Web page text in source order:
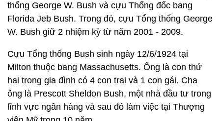
thống George W. Bush và cựu Thống đốc bang
Florida Jeb Bush. Trong đó, cựu Tổng thống George
W. Bush giữ 2 nhiệm kỳ từ năm 2001 - 2009.
Cựu Tổng thống Bush sinh ngày 12/6/1924 tại
Milton thuộc bang Massachusetts. Ông là con thứ
hai trong gia đình có 4 con trai và 1 con gái. Cha
ông là Prescott Sheldon Bush, một nhà đầu tư trong
lĩnh vực ngân hàng và sau đó làm việc tại Thượng